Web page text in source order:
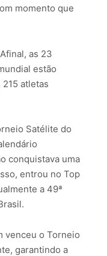
momento que
as 23
estão
atletas
Satélite do
conquistava uma
entrou no Top
a 49ª
venceu o Torneio
garantindo a